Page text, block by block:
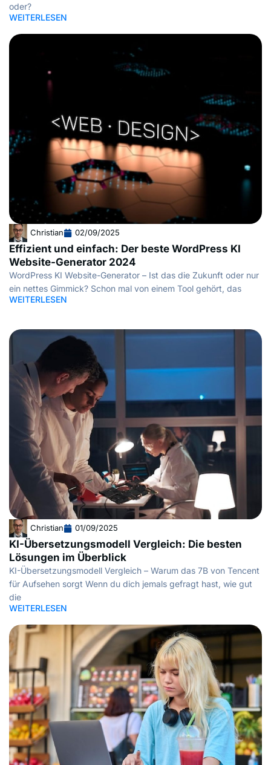
oder?
WEITERLESEN
Christian 02/09/2025
Effizient und einfach: Der beste WordPress KI
Website-Generator 2024
WordPress KI Website-Generator – Ist das die Zukunft oder nur
ein nettes Gimmick? Schon mal von einem Tool gehört, das
WEITERLESEN
Christian 01/09/2025
KI-Übersetzungsmodell Vergleich: Die besten
Lösungen im Überblick
KI-Übersetzungsmodell Vergleich – Warum das 7B von Tencent
für Aufsehen sorgt Wenn du dich jemals gefragt hast, wie gut
die
WEITERLESEN